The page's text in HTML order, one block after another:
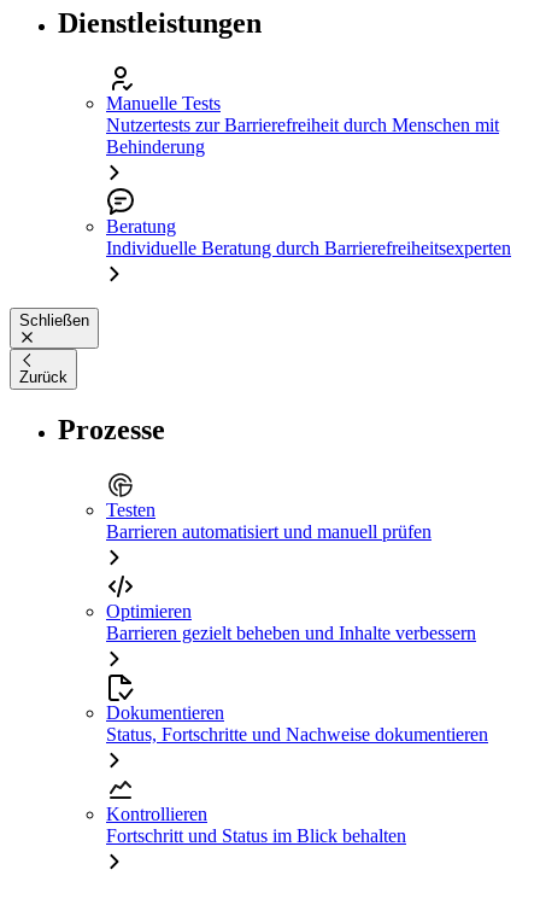
Dienstleistungen
Manuelle Tests
Nutzertests zur Barrierefreiheit durch Menschen mit
Behinderung
Beratung
Individuelle Beratung durch Barrierefreiheitsexperten
Schließen
Zurück
Prozesse
Testen
Barrieren automatisiert und manuell prüfen
Optimieren
Barrieren gezielt beheben und Inhalte verbessern
Dokumentieren
Status, Fortschritte und Nachweise dokumentieren
Kontrollieren
Fortschritt und Status im Blick behalten